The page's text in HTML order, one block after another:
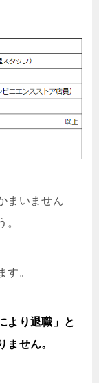
まいません
。
す。
より退職」と
ません。